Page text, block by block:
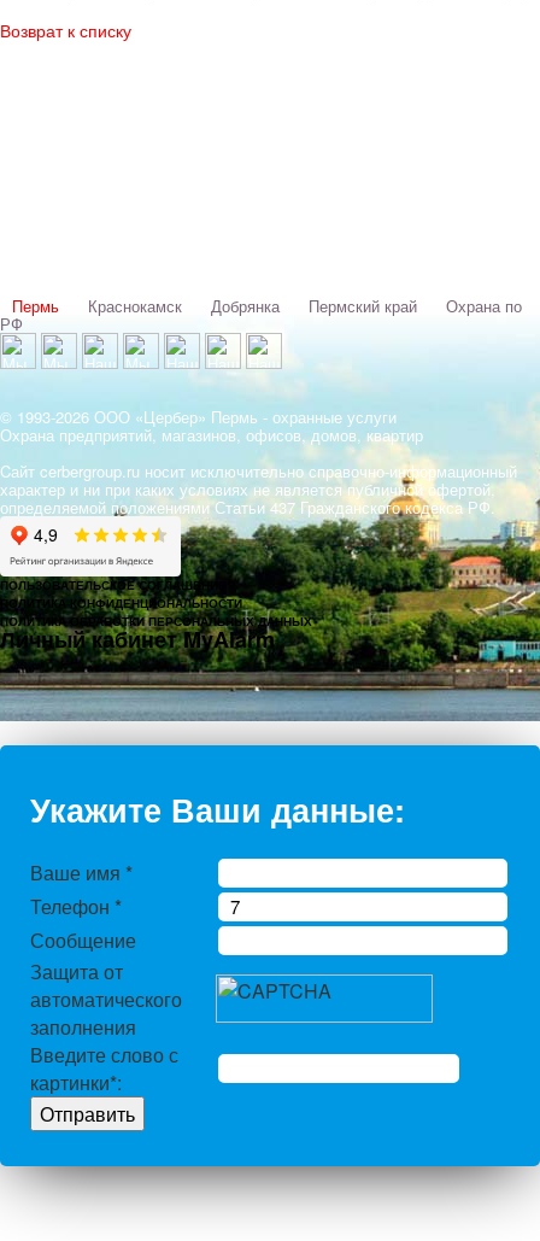
Возврат к списку
Пермь Краснокамск Добрянка Пермский край Охрана по
РФ
© 1993-2026 ООО «Цербер» Пермь - охранные услуги
Охрана предприятий, магазинов, офисов, домов, квартир
Cайт cerbergroup.ru носит исключительно справочно-информационный
характер и ни при каких условиях не является публичной офертой,
определяемой положениями Статьи 437 Гражданского кодекса РФ.
ПОЛЬЗОВАТЕЛЬСКОЕ СОГЛАШЕНИЕ
ПОЛИТИКА КОНФИДЕНЦИОНАЛЬНОСТИ
ПОЛИТИКА ОБРАБОТКИ ПЕРСОНАЛЬНЫХ ДАННЫХ
Личный кабинет MyAlarm
Укажите Ваши данные:
Ваше имя *
Телефон *
Сообщение
Защита от
автоматического
заполнения
Введите слово с
картинки*: